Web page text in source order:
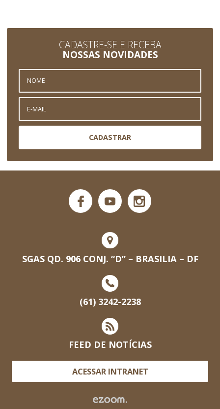
CADASTRE-SE E RECEBA
NOSSAS NOVIDADES
CADASTRAR
SGAS QD. 906 CONJ. “D” – BRASILIA – DF
(61) 3242-2238
FEED DE NOTÍCIAS
ACESSAR INTRANET